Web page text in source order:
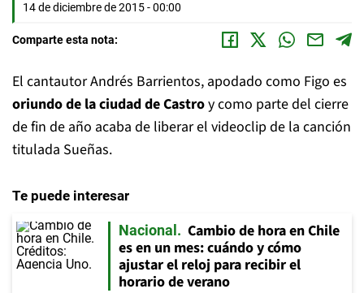
14 de diciembre de 2015 - 00:00
Comparte esta nota:
El cantautor Andrés Barrientos, apodado como Figo es
oriundo de la ciudad de Castroy como parte del cierre
de fin de año acaba de liberar el videoclip de la canción
titulada Sueñas.
Te puede interesar
Nacional
Cambio de hora en Chile
es en un mes: cuándo y cómo
ajustar el reloj para recibir el
horario de verano